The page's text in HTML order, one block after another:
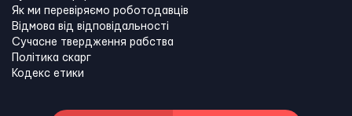
Як ми перевіряємо роботодавців
Відмова від відповідальності
Сучасне твердження рабства
Політика скарг
Кодекс етики